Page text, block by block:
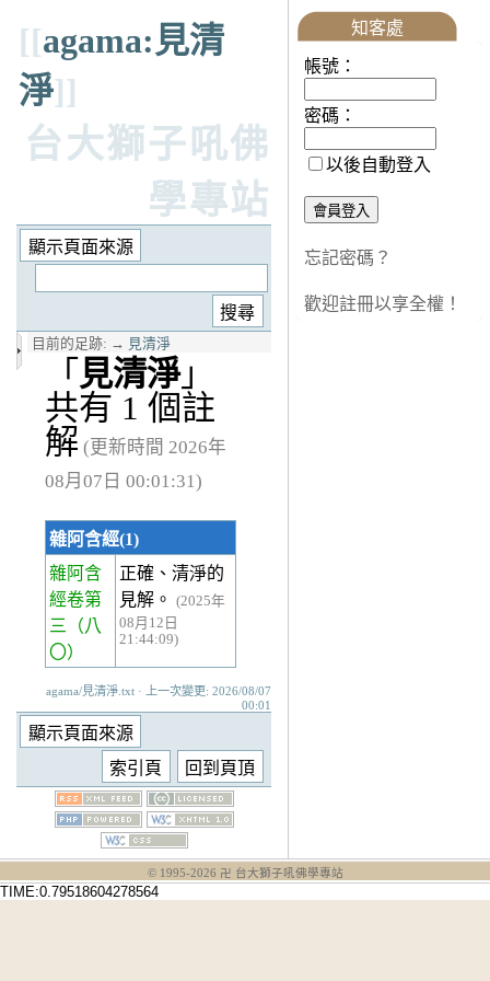
[[agama:見清
淨]]
台大獅子吼佛
學專站
目前的足跡: → 見清淨
「 見清淨」
共有 1 個註
解 (更新時間 2026年
08月07日 00:01:31)
雜阿含經(1)
雜阿含
經卷第
三
（八
〇）
正確、清淨的
見解。
(2025年
08月12日
21:44:09)
agama/見清淨.txt · 上一次變更: 2026/08/07
00:01
知客處
帳號：
密碼：
以後自動登入
忘記密碼？
歡迎註冊以享全權！
© 1995-2026 卍 台大獅子吼佛學專站
TIME:0.79518604278564